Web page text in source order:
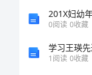
201X妇幼
0阅读 0收藏
学习王瑛
1阅读 0收藏